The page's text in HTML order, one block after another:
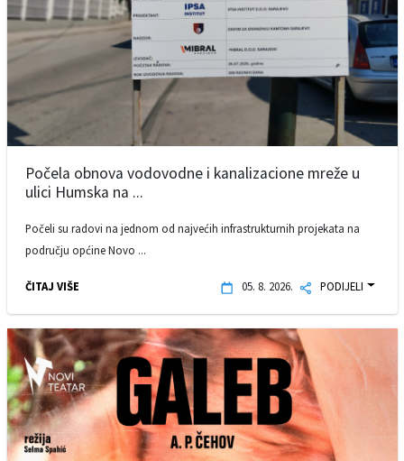
Počela obnova vodovodne i kanalizacione mreže u
ulici Humska na ...
Počeli su radovi na jednom od najvećih infrastrukturnih projekata na
području općine Novo ...
ČITAJ VIŠE 05. 8. 2026. PODIJELI